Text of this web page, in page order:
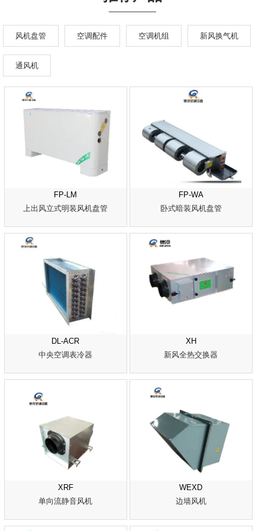
风机盘管 空调配件 空调机组 新风换气机
通风机
FP-LM
上出风立式明装风机盘管
FP-WA
卧式暗装风机盘管
DL-ACR
中央空调表冷器
XH
新风全热交换器
XRF
单向流静音风机
WEXD
边墙风机